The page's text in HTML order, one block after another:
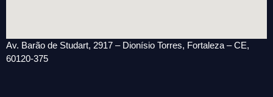
Av. Barão de Studart, 2917 – Dionísio Torres, Fortaleza – CE,
60120-375